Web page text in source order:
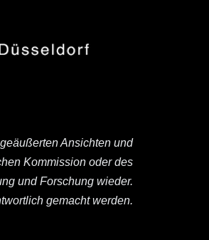
Ansichten und
Kommission oder des
und Forschung wieder.
gemacht werden.